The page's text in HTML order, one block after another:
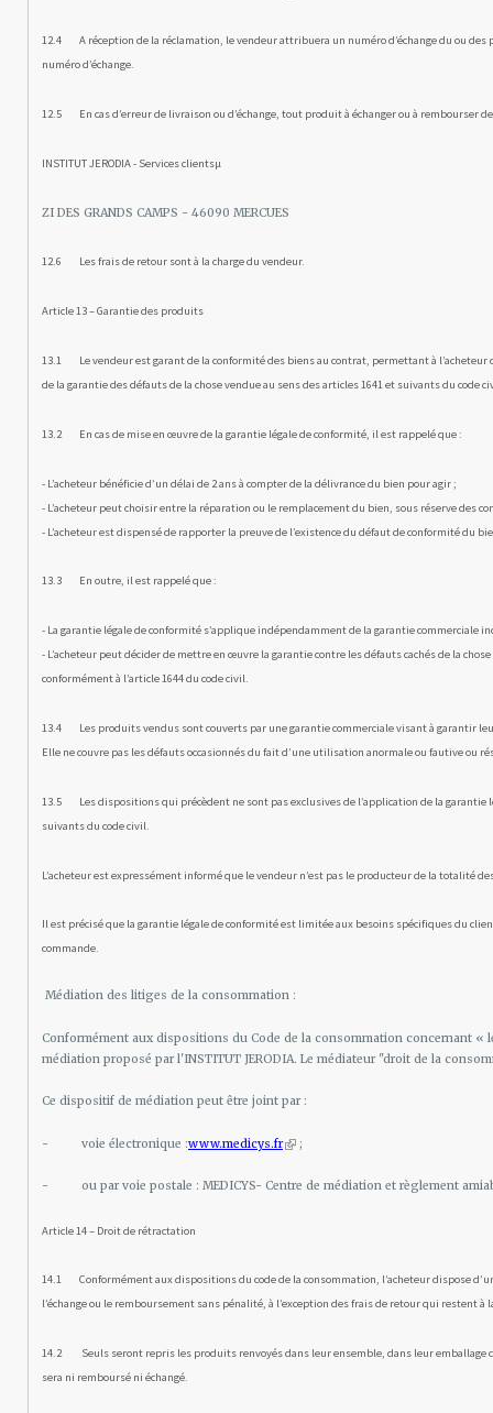
12.4 A réception de la réclamation, le vendeur attribuera un numéro d’échange du ou des
numéro d’échange.
12.5 En cas d’erreur de livraison ou d’échange, tout produit à échanger ou à rembourser
INSTITUT JERODIA - Services clientsµ
ZI DES GRANDS CAMPS - 46090 MERCUES
12.6 Les frais de retour sont à la charge du vendeur.
Article 13 – Garantie des produits
13.1 Le vendeur est garant de la conformité des biens au contrat, permettant à l’acheteur
de la garantie des défauts de la chose vendue au sens des articles 1641 et suivants du code
13.2 En cas de mise en œuvre de la garantie légale de confor­mité, il est rappelé que :
- L’acheteur bénéficie d’un délai de 2 ans à compter de la déli­vrance du bien pour agir ;
- L’acheteur peut choisir entre la réparation ou le remplacement du bien, sous réserve des
- L’acheteur est dispensé de rapporter la preuve de l’existence du défaut de conformité du
13.3 En outre, il est rappelé que :
- La garantie légale de conformité s’applique indépendamment de la garantie commerciale
- L’acheteur peut décider de mettre en œuvre la garantie contre les défauts cachés de la
conformément à l’arti­cle 1644 du code civil.
13.4 Les produits vendus sont couverts par une garantie com­merciale visant à garantir
Elle ne couvre pas les défauts occasionnés du fait d’une utilisa­tion anormale ou fautive
13.5 Les dispositions qui précèdent ne sont pas exclusives de l’application de la garantie
suivants du code civil.
L’acheteur est expressément informé que le vendeur n’est pas le producteur de la totalité
Il est précisé que la garantie légale de conformité est limitée aux besoins spécifiques du
commande.
Médiation des litiges de la consommation :
Conformément aux dispositions du Code de la consommation concernant
médiation proposé par l'INSTITUT JERODIA. Le médiateur "droit de la
Ce dispositif de médiation peut être joint par :
- voie électronique :www.medicys.fr(
n
x
e
a
;
- ou par voie postale : MEDICYS- Centre de médiation et règlement
Article 14 – Droit de rétractation
14.1 Conformément aux dispositions du code de la consomma­tion, l’acheteur dispose
l’échange ou le rembour­sement sans pénalité, à l’exception des frais de retour qui restent à
14.2 Seuls seront repris les produits renvoyés dans leur ensem­ble, dans leur emballage
sera ni remboursé ni échangé.